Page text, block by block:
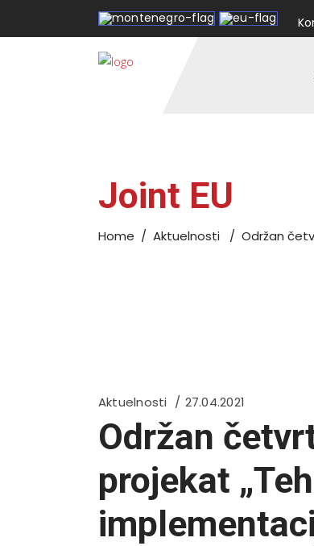
Joint EU
Home / Aktuelnosti / Održan
Aktuelnosti 27.04.2021
Održan
projekat